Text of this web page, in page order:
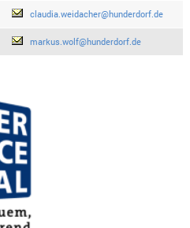
claudia.weidacher@hunderdorf.de
markus.wolf@hunderdorf.de